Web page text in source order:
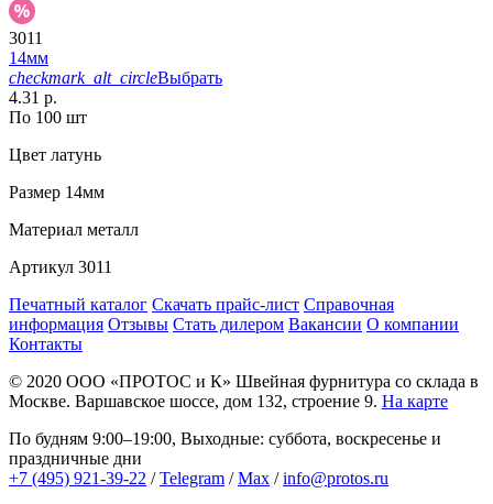
3011
14мм
checkmark_alt_circleВыбрать
4.31 р.
По 100 шт
Цвет латунь
Размер 14мм
Материал металл
Артикул 3011
Печатный каталог Скачать прайс-лист Справочная
информация Отзывы Стать дилером Вакансии О компании
Контакты
© 2020 ООО «ПРОТОС и К» Швейная фурнитура со склада в
Москве. Варшавское шоссе, дом 132, строение 9. На карте
По будням 9:00–19:00, Выходные: суббота, воскресенье и
праздничные дни
+7 (495) 921-39-22 /Telegram /Max /info@protos.ru